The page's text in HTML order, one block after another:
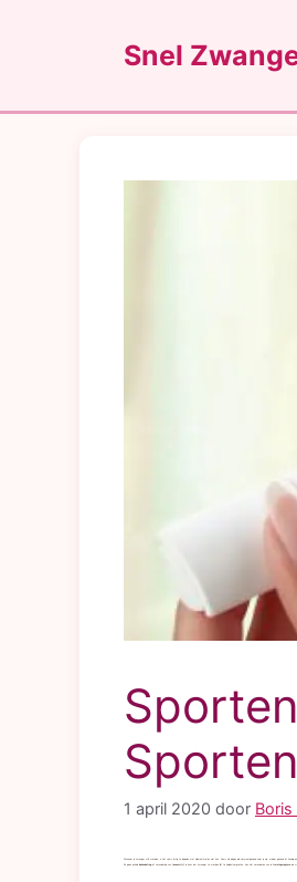
Snel
1 april 2020 door Boris
Wanneer je zwanger wilt worden, is het soms lastig te bepalen wat allemaal wel en niet kan. Soms zijn dingen die normaal gezond voor je zijn, minder gezond of
Als geen enkele behandelingof verandering van levensstijl je kans om zwanger te worden lijkt te helpen/vergroten, kan het veranderen van je trainingsregime de